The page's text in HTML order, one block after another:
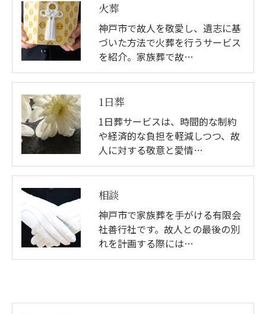
火葬
神戸市で故人を敬愛し、遺志に基
づいた方法で火葬を行うサービス
を紹介。家族葬で故…
1日葬
1日葬サービスは、時間的な制約
や経済的な負担を軽減しつつ、故
人に対する敬意と愛情…
相談
神戸市で家族葬を手がける有限会
社善行社です。故人との最後の別
れを計画する際には…